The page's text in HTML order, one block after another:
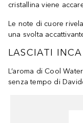
cristallina viene
Le note di cuore
una svolta
LASCIATI
L’aroma di Cool
senza tempo di